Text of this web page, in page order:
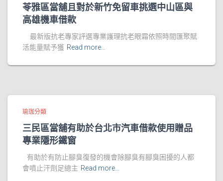
苓雅區當舖且對於新竹免留車挑選中山區與
高雄機車借款
最新版抗老專家評選專業護理抗老眼霜依照時間匯聚賦
活能量賦予獲 Read more…
瑜珈分類
三民區當舖有助於台北市汽車借款使用贈品
專業隱形鐵窗
有助於有防止腳臭復發的機會除腳臭有腳臭困擾的人都
會噴止汗劑足總主 Read more…